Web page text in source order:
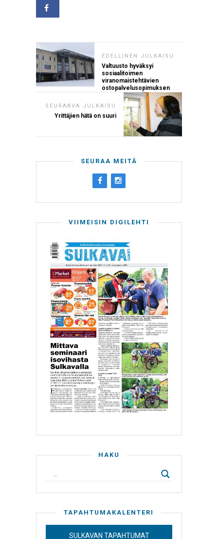
EDELLINEN JULKAISU
Valtuusto hyväksyi
sosiaalitoimen
viranomaistehtävien
ostopalvelusopimuksen
SEURAAVA JULKAISU
Yrittäjien hätä on suuri
SEURAA MEITÄ
VIIMEISIN DIGILEHTI
HAKU
TAPAHTUMAKALENTERI
SULKAVAN TAPAHTUMAT